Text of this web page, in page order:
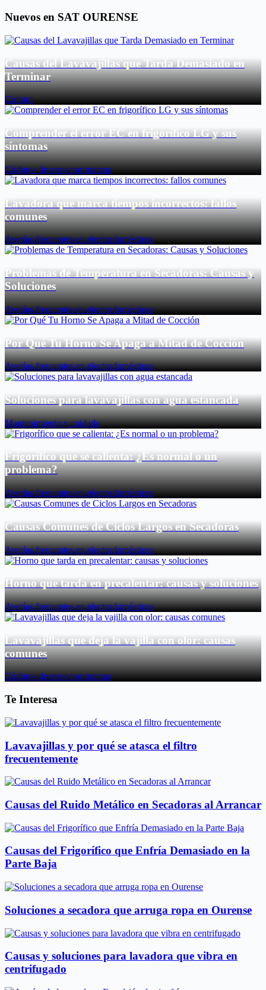
Nuevos en SAT OURENSE
Causas del Lavavajillas que Tarda Demasiado en
Terminar
Cointra
Comprender el error EC en frigorífico LG y sus
síntomas
Códigos de error por marcas
Lavadora que marca tiempos incorrectos: fallos
comunes
Averías frecuentes en electrodomésticos
Problemas de Temperatura en Secadoras: Causas y
Soluciones
Averías frecuentes en electrodomésticos
Por Qué Tu Horno Se Apaga a Mitad de Cocción
Averías frecuentes en electrodomésticos
Soluciones para lavavajillas con agua estancada
Mantenimiento y cuidado
Frigorífico que se calienta: ¿Es normal o un
problema?
Averías frecuentes en electrodomésticos
Causas Comunes de Ciclos Largos en Secadoras
Averías frecuentes en electrodomésticos
Horno que tarda en precalentar: causas y soluciones
Averías frecuentes en electrodomésticos
Lavavajillas que deja la vajilla con olor: causas
comunes
Códigos de error por marcas
Te Interesa
Lavavajillas y por qué se atasca el filtro
frecuentemente
Causas del Ruido Metálico en Secadoras al Arrancar
Causas del Frigorífico que Enfría Demasiado en la
Parte Baja
Soluciones a secadora que arruga ropa en Ourense
Causas y soluciones para lavadora que vibra en
centrifugado